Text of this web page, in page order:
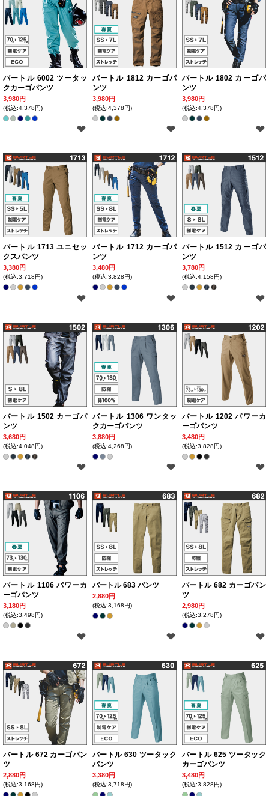
バートル 6002 ツータッ
クカーゴパンツ
3,980円
(税込:4,378円)
バートル 1812 カーゴパ
ンツ
3,980円
(税込:4,378円)
バートル 1802 カーゴパ
ンツ
3,980円
(税込:4,378円)
バートル 1713 ユニセッ
クスパンツ
3,380円
(税込:3,718円)
バートル 1712 カーゴパ
ンツ
3,480円
(税込:3,828円)
バートル 1512 カーゴパ
ンツ
3,780円
(税込:4,158円)
バートル 1502 カーゴパ
ンツ
3,680円
(税込:4,048円)
バートル 1306 ワンタッ
クカーゴパンツ
3,880円
(税込:4,268円)
バートル 1202 パワーカ
ーゴパンツ
3,480円
(税込:3,828円)
バートル 1106 パワーカ
ーゴパンツ
3,180円
(税込:3,498円)
バートル 683 パンツ
2,880円
(税込:3,168円)
バートル 682 カーゴパン
ツ
2,980円
(税込:3,278円)
バートル 672 カーゴパン
ツ
2,880円
(税込:3,168円)
バートル 630 ツータック
パンツ
3,380円
(税込:3,718円)
バートル 625 ツータック
カーゴパンツ
3,480円
(税込:3,828円)